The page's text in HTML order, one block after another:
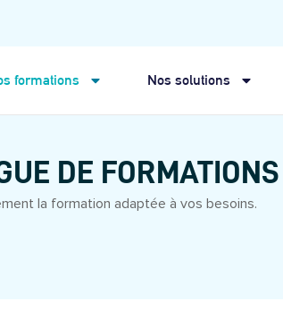
formations Nos solutions
DE FORMATIONS
la formation adaptée à vos besoins.